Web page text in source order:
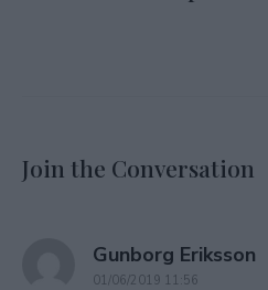
Join the Conversation
Gunborg Eriksson
01/06/2019 11:56